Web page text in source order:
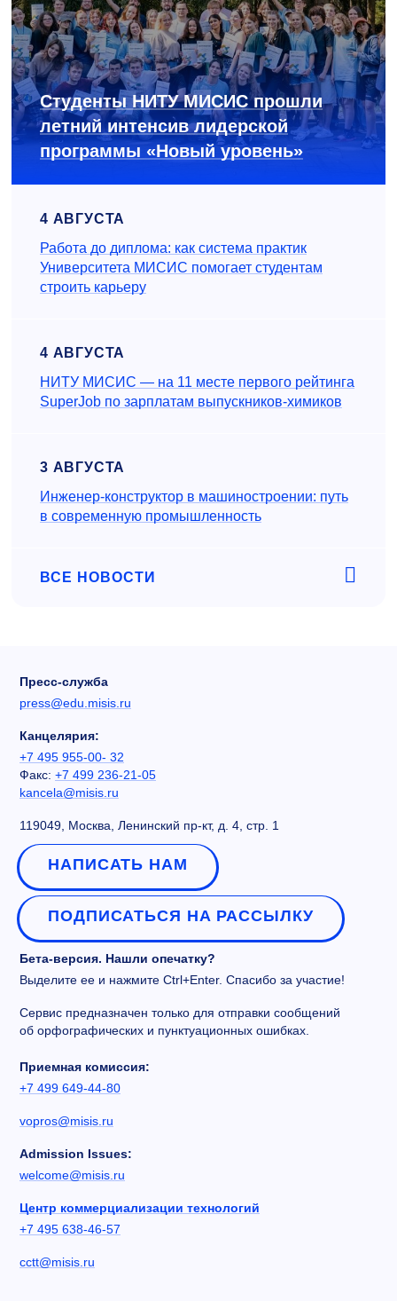
Студенты НИТУ МИСИС прошли
летний интенсив лидерской
программы «Новый уровень»
4 АВГУСТА
Работа до диплома: как система практик
Университета МИСИС помогает студентам
строить карьеру
4 АВГУСТА
НИТУ МИСИС — на 11 месте первого рейтинга
SuperJob по зарплатам выпускников-химиков
3 АВГУСТА
Инженер‑конструктор в машиностроении: путь
в современную промышленность
ВСЕ НОВОСТИ
Пресс-служба
press@edu.misis.ru
Канцелярия:
+7 495 955-00- 32
Факс: +7 499 236-21-05
kancela@misis.ru
119049, Москва, Ленинский пр-кт, д. 4, стр. 1
НАПИСАТЬ НАМ
ПОДПИСАТЬСЯ НА РАССЫЛКУ
Бета-версия. Нашли опечатку?
Выделите ее и нажмите Ctrl+Enter. Спасибо за участие!
Сервис предназначен только для отправки сообщений
об орфографических и пунктуационных ошибках.
Приемная комиссия:
+7 499 649-44-80
vopros@misis.ru
Admission Issues:
welcome@misis.ru
Центр коммерциализации технологий
+7 495 638-46-57
cctt@misis.ru